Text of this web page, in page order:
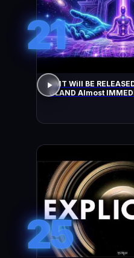
21
DMT Will BE
GLAND Almost
25